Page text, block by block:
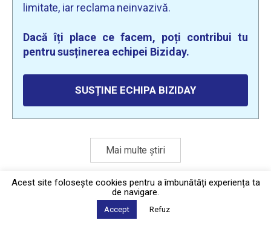
limitate, iar reclama neinvazivă.
Dacă îți place ce facem, poți contribui tu
pentru susținerea echipei Biziday.
SUSȚINE ECHIPA BIZIDAY
Mai multe știri
Politica de confidențialitate
2026 © Biziday
Acest site foloseşte cookies pentru a îmbunătăți experiența ta
de navigare.
Accept Refuz